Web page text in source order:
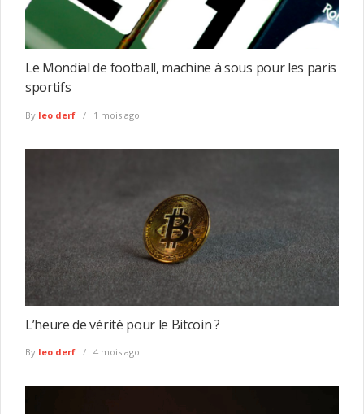
Le Mondial de football, machine à sous pour les paris
sportifs
By leo derf 1 mois ago
L’heure de vérité pour le Bitcoin ?
By leo derf 4 mois ago